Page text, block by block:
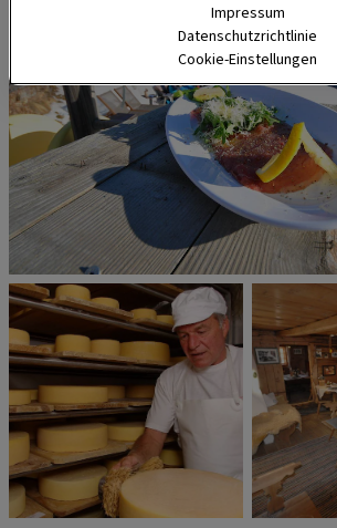
Impressum
Datenschutzrichtlinie
Cookie-Einstellungen